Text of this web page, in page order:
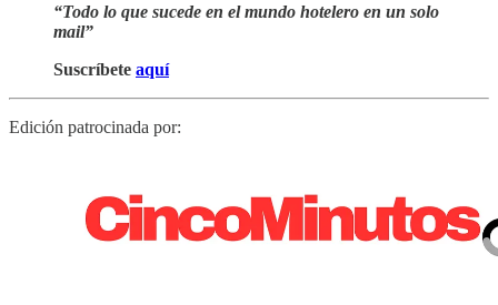
“Todo lo que sucede en el mundo hotelero en un solo
mail”
Suscríbete aquí
Edición patrocinada por: